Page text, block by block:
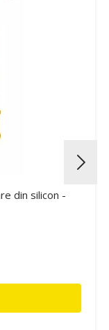
din silicon -